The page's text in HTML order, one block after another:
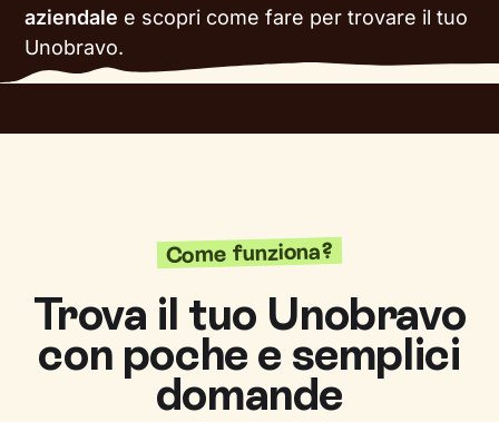
aziendale e scopri come fare per trovare il tuo
Unobravo.
Come funziona?
Trova il tuo Unobravo
con poche e semplici
domande